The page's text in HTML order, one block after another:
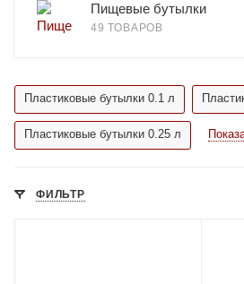
Пищевые бутылки
49 ТОВАРОВ
Пластиковые бутылки 0.1 л
Пластиковые бутылки 0.25 л
ФИЛЬТР